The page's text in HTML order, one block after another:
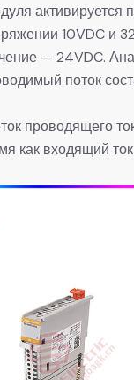
активируется
10VDC и
— 24VDC.
поток
проводящего
как входящий